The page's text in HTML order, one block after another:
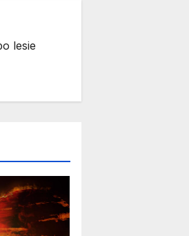
lesie